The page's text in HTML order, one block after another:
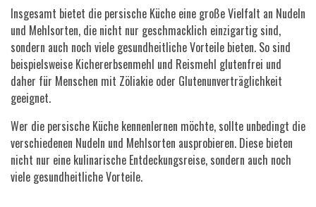
Insgesamt bietet die persische Küche eine große Vielfalt an Nudeln
und Mehlsorten, die nicht nur geschmacklich einzigartig sind,
sondern auch noch viele gesundheitliche Vorteile bieten. So sind
beispielsweise Kichererbsenmehl und Reismehl glutenfrei und
daher für Menschen mit Zöliakie oder Glutenunverträglichkeit
geeignet.
Wer die persische Küche kennenlernen möchte, sollte unbedingt die
verschiedenen Nudeln und Mehlsorten ausprobieren. Diese bieten
nicht nur eine kulinarische Entdeckungsreise, sondern auch noch
viele gesundheitliche Vorteile.